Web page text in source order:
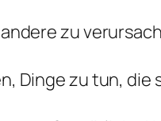
zu
Dinge zu tun,